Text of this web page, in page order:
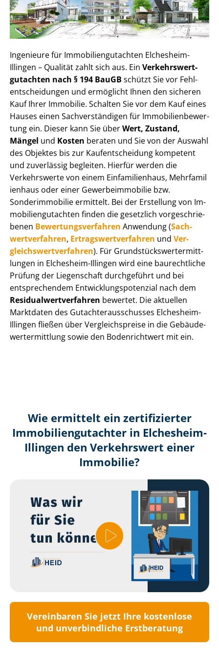
Ingenieure für Im­mo­bi­li­en­gut­ach­ten Elchesheim-
Illingen – Qualität zahlt sich aus. Ein Ver­kehrs­wert­
gut­ach­ten nach § 194 BauGB schützt Sie vor Fehl­
ent­schei­dun­gen und ermöglicht Ihnen den sicheren
Kauf Ihrer Immobilie. Schalten Sie vor dem Kauf eines
Hauses einen Sach­ver­stän­di­gen für Im­mo­bi­li­en­be­wer­
tung ein. Dieser kann Sie überWert, Zustand,
Mängel und Kosten beraten und Sie von der Auswahl
des Objektes bis zur Kauf­ent­schei­dung kompetent
und zuverlässig begleiten. Hierfür werden die
Verkehrswerte von einem Einfamilienhaus, Mehr­fa­mi­l
i­en­haus oder einer Ge­wer­be­im­mo­bi­lie bzw.
Sonderimmobilie ermittelt. Bei der Erstellung von Im­
mo­bi­li­en­gut­ach­ten finden die gesetzlich vor­ge­schrie­
be­nen Be­wer­tungs­ver­fah­ren Anwendung (Sach­
wert­ver­fah­ren, Er­trags­wert­ver­fah­ren und Ver­
gleichs­wert­ver­fah­ren). Für Grund­stücks­wert­ermitt­
lun­gen in Elchesheim-Illingen wird eine baurechtliche
Prüfung der Liegenschaft durchgeführt und bei
entsprechendem Ent­wick­lungs­po­ten­zi­al nach dem
Re­si­du­al­wert­ver­fah­ren bewertet. Die aktuellen
Marktdaten des Gut­ach­ter­aus­schus­ses Elchesheim-
Illingen fließen über Ver­gleichs­prei­se in die Ge­bäu­de­
wert­ermitt­lung sowie den Bodenrichtwert mit ein.
Wie ermittelt ein zertifizierter
Immobilien­gutachter in Elchesheim-
Illingen den Verkehrswert einer
Immobilie?
Vereinbaren Sie jetzt Ihre kostenlose
und unverbindliche Erstberatung